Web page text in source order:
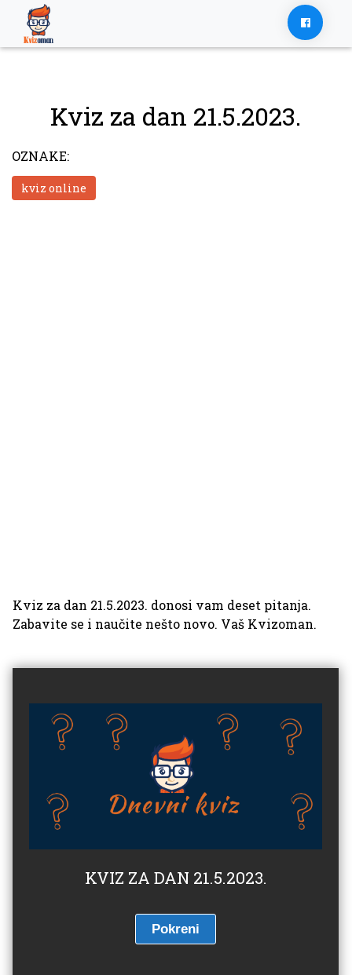
content
Kviz za dan 21.5.2023.
OZNAKE:
kviz online
Kviz za dan 21.5.2023. donosi vam deset pitanja.
Zabavite se i naučite nešto novo. Vaš Kvizoman.
KVIZ ZA DAN 21.5.2023.